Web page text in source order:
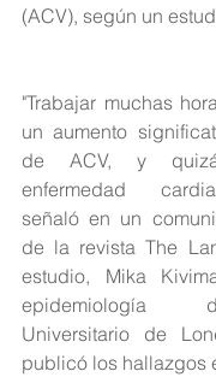
(ACV), según un
"Trabajar muchas
un aumento
de ACV, y
enfermedad
señaló en un
de la revista The
estudio, Mika
epidemiología
Universitario de
publicó los hallazgos